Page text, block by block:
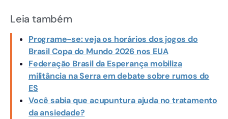
Leia também
Programe-se: veja os horários dos jogos do
Brasil Copa do Mundo 2026 nos EUA
Federação Brasil da Esperança mobiliza
militância na Serra em debate sobre rumos do
ES
Você sabia que acupuntura ajuda no tratamento
da ansiedade?